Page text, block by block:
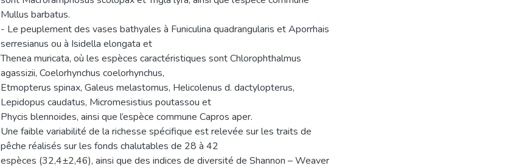
Mullus barbatus.
- Le peuplement des vases bathyales à Funiculina quadrangularis et Aporrhais
serresianus ou à Isidella elongata et
Thenea muricata, où les espèces caractéristiques sont Chlorophthalmus
agassizii, Coelorhynchus coelorhynchus,
Etmopterus spinax, Galeus melastomus, Helicolenus d. dactylopterus,
Lepidopus caudatus, Micromesistius poutassou et
Phycis blennoides, ainsi que l’espèce commune Capros aper.
Une faible variabilité de la richesse spécifique est relevée sur les traits de
pêche réalisés sur les fonds chalutables de 28 à 42
espèces (32,4±2,46), ainsi que des indices de diversité de Shannon – Weaver